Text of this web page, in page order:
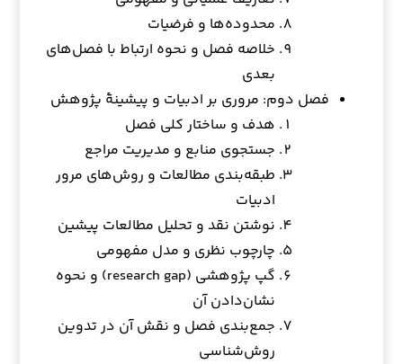
محدوده‌ها و فرضیات
خلاصه فصل و نحوه ارتباط با فصل‌های
بعدی
فصل دوم: مروری بر ادبیات و پیشینهٔ پژوهش
هدف و ساختار کلی فصل
جستجوی منابع و مدیریت مراجع
طبقه‌بندی مطالعات و روش‌های مرور
ادبیات
نوشتن نقد و تحلیل مطالعات پیشین
چارچوب نظری و مدل مفهومی
گپ پژوهشی (research gap) و نحوه
نشان‌دادن آن
جمع‌بندی فصل و نقش آن در تدوین
روش‌شناسی